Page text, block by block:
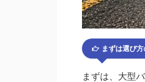
まずは選び
まずは、大型